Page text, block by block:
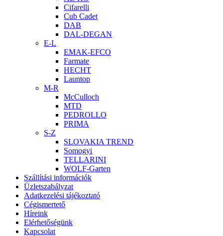
Cifarelli
Cub Cadet
DAB
DAL-DEGAN
E-L
EMAK-EFCO
Farmate
HECHT
Launtop
M-R
McCulloch
MTD
PEDROLLO
PRIMA
S-Z
SLOVAKIA TREND
Somogyi
TELLARINI
WOLF-Garten
Szállítási információk
Üzletszabályzat
Adatkezelési tájékoztató
Cégismertető
Híreink
Elérhetőségünk
Kapcsolat